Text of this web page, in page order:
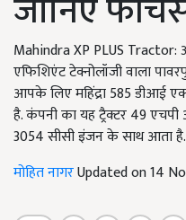
Mahindra XP PLUS
एफिशिएंट टेक्नोलॉजी वाला
आपके लिए महिंद्रा 585 डीआई
है. कंपनी का यह ट्रैक्टर 49
3054 सीसी इंजन के साथ आता है.
मोहित नागरUpdated on 14